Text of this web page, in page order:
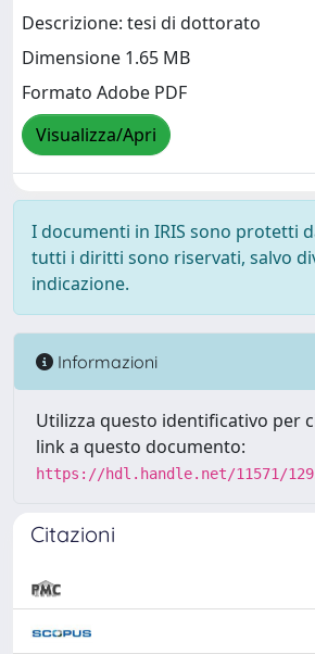
Descrizione: tesi di dottorato
Dimensione 1.65 MB
Formato Adobe PDF
Visualizza/Apri
I documenti in IRIS sono protetti
tutti i diritti sono riservati, salvo
indicazione.
Informazioni
Utilizza questo identificativo per
link a questo documento:
https://hdl.handle.net/11571/
Citazioni